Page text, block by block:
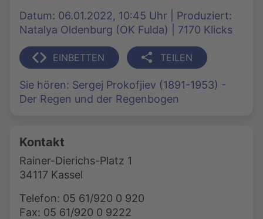
Datum: 06.01.2022, 10:45 Uhr | Produziert:
Natalya Oldenburg (OK Fulda) | 7170 Klicks
EINBETTEN TEILEN
Sie hören: Sergej Prokofjiev (1891-1953) -
Der Regen und der Regenbogen
Kontakt
Rainer-Dierichs-Platz 1
34117 Kassel
Telefon: 05 61/920 0 920
Fax: 05 61/920 0 9222